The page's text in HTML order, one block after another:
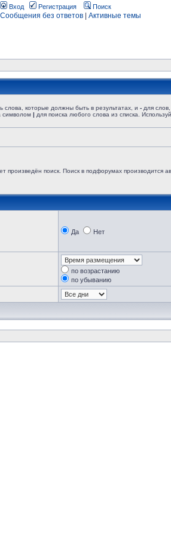
Вход Регистрация Поиск
Сообщения без ответов Активные темы
слова, которые должны быть в результатах, и - для
символом | для поиска любого слова из списка.
поиск. Поиск в подфорумах производится
Да Нет
по возрастанию
по убыванию